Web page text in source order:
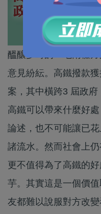
醞釀多時的一地兩檢
意見紛紜。高鐵撥款
案，其中橫跨3 屆政府
高鐵可以帶來什麼好
論述，也不可能讓已
諸流水。然而社會上
更不值得為了高鐵的
芋。其實這是一個價
友都難以說服對方改